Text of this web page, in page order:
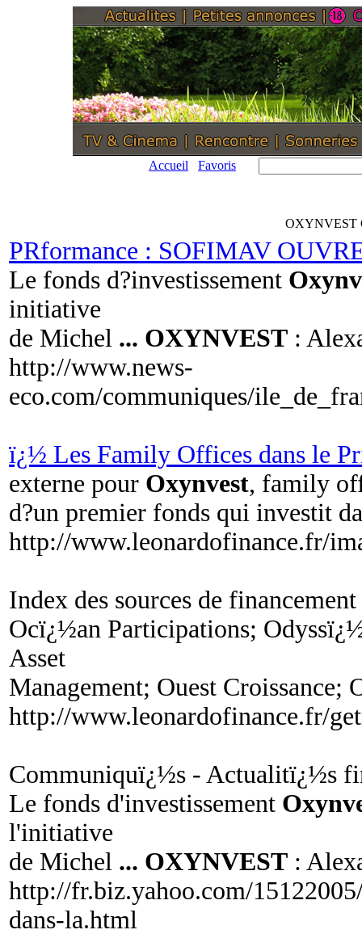
Accueil Favoris
OXYNVEST
PRformance : SOFIMAV
Le fonds d?investissement
initiative
de Michel ... OXYNVEST :
http://www.news-
eco.com/communiques/
ï¿½ Les Family Offices dans le
externe pour Oxynvest, family
d?un premier fonds qui investit
http://www.leonardofinance.fr/
Index des sources de financement
Ocï¿½an Participations;
Asset
Management; Ouest
http://www.leonardofinance.fr/
Communiquï¿½s - Actualitï¿½s
Le fonds d'investissement
l'initiative
de Michel ... OXYNVEST :
http://fr.biz.yahoo.com/
dans-la.html